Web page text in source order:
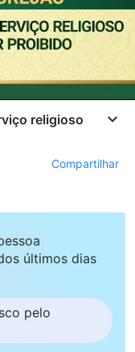
religioso
Compartilhar
últimos dias
pelo